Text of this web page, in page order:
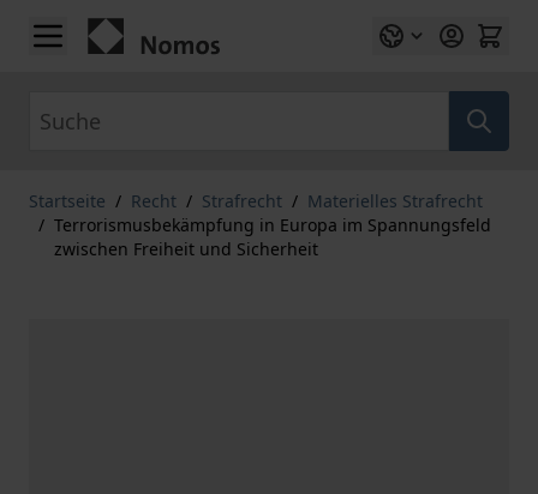
Zum Inhalt springen
Startseite / Recht / Strafrecht / Materielles Strafrecht
/ Terrorismusbekämpfung in Europa im Spannungsfeld
zwischen Freiheit und Sicherheit